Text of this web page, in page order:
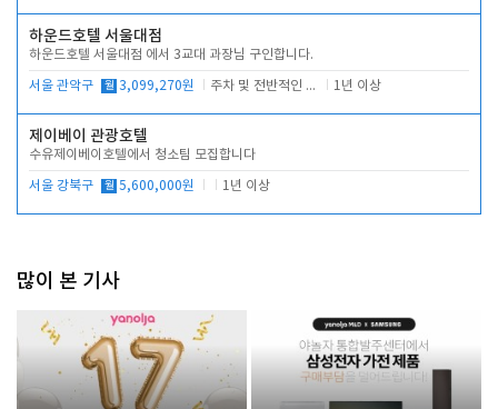
하운드호텔 서울대점
하운드호텔 서울대점 에서 3교대 과장님 구인합니다.
서울 관악구 월 3,099,270원 주차 및 전반적인 당번업무 1년 이상
제이베이 관광호텔
수유제이베이호텔에서 청소팀 모집합니다
서울 강북구 월 5,600,000원 1년 이상
많이 본 기사